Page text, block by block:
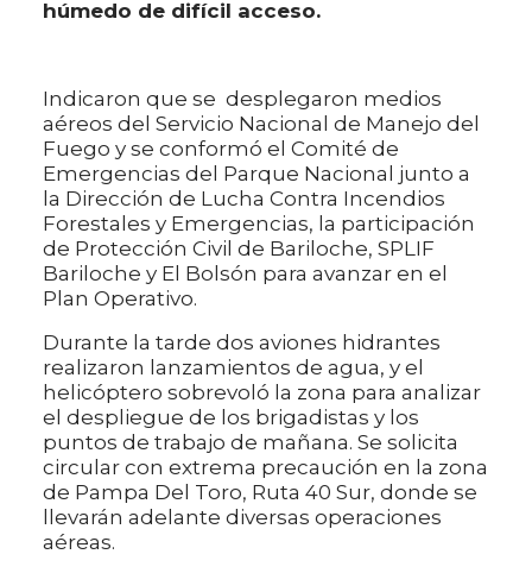
húmedo de difícil acceso.
Indicaron que se desplegaron medios
aéreos del Servicio Nacional de Manejo del
Fuego y se conformó el Comité de
Emergencias del Parque Nacional junto a
la Dirección de Lucha Contra Incendios
Forestales y Emergencias, la participación
de Protección Civil de Bariloche, SPLIF
Bariloche y El Bolsón para avanzar en el
Plan Operativo.
Durante la tarde dos aviones hidrantes
realizaron lanzamientos de agua, y el
helicóptero sobrevoló la zona para analizar
el despliegue de los brigadistas y los
puntos de trabajo de mañana. Se solicita
circular con extrema precaución en la zona
de Pampa Del Toro, Ruta 40 Sur, donde se
llevarán adelante diversas operaciones
aéreas.